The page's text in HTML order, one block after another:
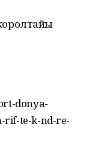
donya-
rif-te-k-nd-re-